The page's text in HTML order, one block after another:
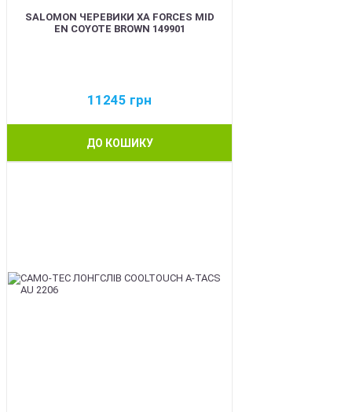
SALOMON ЧЕРЕВИКИ XA FORCES MID
EN COYOTE BROWN 149901
11245 грн
ДО КОШИКУ